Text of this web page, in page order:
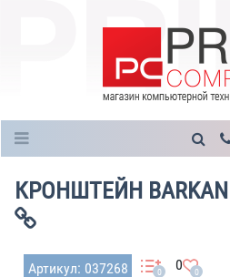
КРОНШТЕЙН BARKAN
Артикул: 037268 0 0 0